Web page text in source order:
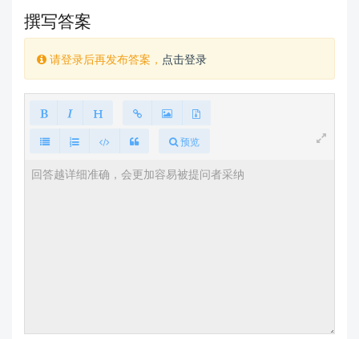
撰写答案
请登录后再发布答案， 点击登录
预览